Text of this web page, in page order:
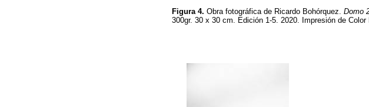
Figura 4. Obra fotográfica de Ricardo Bohórquez. Domo
300gr. 30 x 30 cm. Edición 1-5. 2020. Impresión de